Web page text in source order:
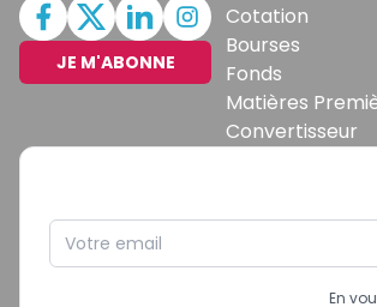
JE M'ABONNE
Cotation
Bourses
Fonds
Matières
Convertisseur
En